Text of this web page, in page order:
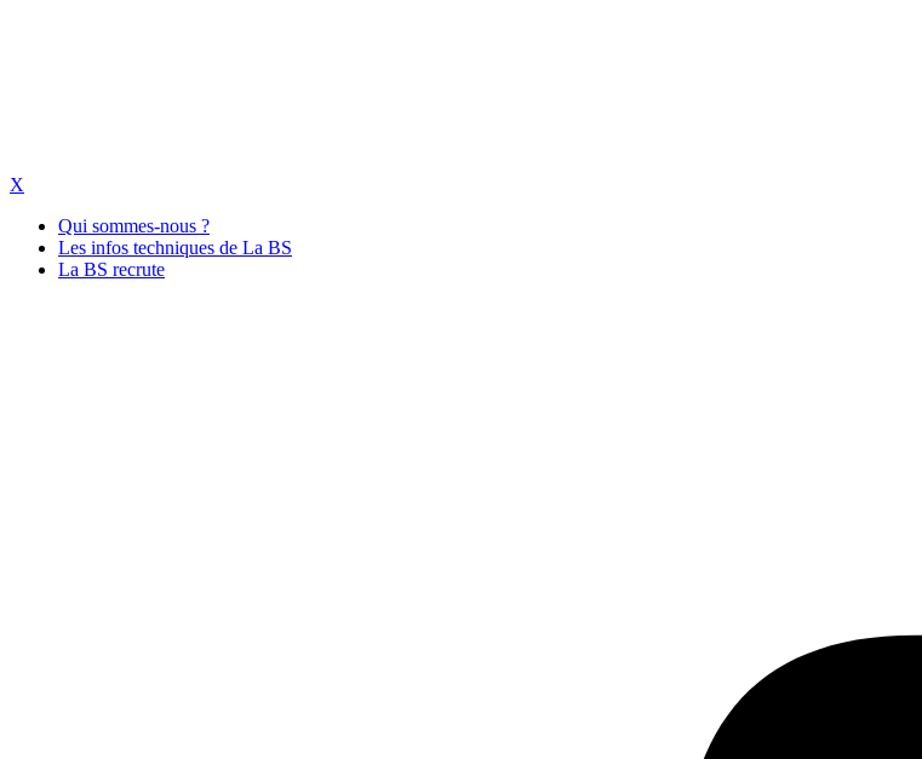
X
Qui sommes-nous ?
Les infos techniques de La BS
La BS recrute